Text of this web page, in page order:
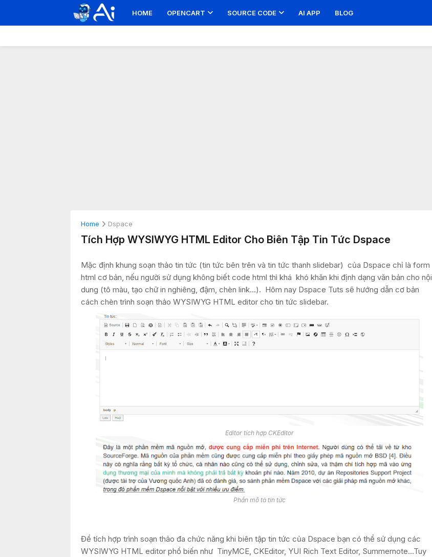
HOME OPENCART SOURCE CODE AI APP BLOG
Home Dspace
Tích Hợp WYSIWYG HTML Editor Cho Biên Tập Tin Tức Dspace
Mặc định khung soạn thảo tin tức (tin tức bên trên và tin tức thanh slidebar) của Dspace chỉ là form
html cơ bản, nếu người sử dụng không biết code html thì khá khó khăn khi định dạng văn bản cho nội
dung (tô màu, tạo chữ in nghiêng, đậm, chèn link…). Hôm nay Dspace Tuts sẽ hướng dẫn cơ bản
cách chèn trình soạn thảo WYSIWYG HTML editor cho tin tức slidebar.
Editor tích hợp CKEditor
Phần mô tả tin tức
Để tích hợp trình soạn thảo đa chức năng khi biên tập tin tức của Dspace bạn có thể sử dụng các
WYSIWYG HTML editor phổ biến như TinyMCE, CKEditor, YUI Rich Text Editor, Summernote…Tuy